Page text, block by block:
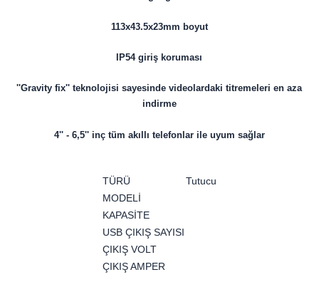
113x43.5x23mm boyut
IP54 giriş koruması
''Gravity fix'' teknolojisi sayesinde videolardaki titremeleri en aza
indirme
4'' - 6,5'' inç tüm akıllı telefonlar ile uyum sağlar
TÜRÜ
Tutucu
MODELİ
KAPASİTE
USB ÇIKIŞ SAYISI
ÇIKIŞ VOLT
ÇIKIŞ AMPER